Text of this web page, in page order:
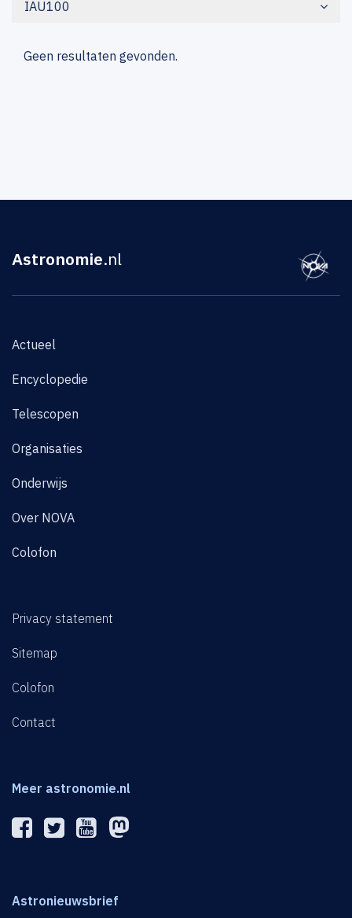
IAU100
Geen resultaten gevonden.
Astronomie.nl
Actueel
Encyclopedie
Telescopen
Organisaties
Onderwijs
Over NOVA
Colofon
Privacy statement
Sitemap
Colofon
Contact
Meer astronomie.nl
Astronieuwsbrief